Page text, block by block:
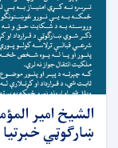
الشیخ امیر
ښارګوټي خبرتیا